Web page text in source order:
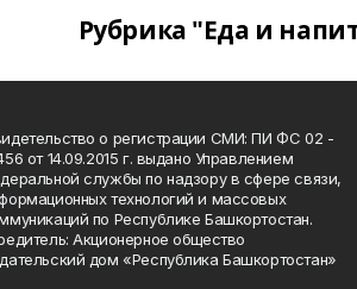
Рубрика "Еда и
о регистрации СМИ: ПИ ФС 02 -
от 14.09.2015 г. выдано Управлением
службы по надзору в сфере связи,
технологий и массовых
по Республике Башкортостан.
Акционерное общество
дом «Республика Башкортостан»